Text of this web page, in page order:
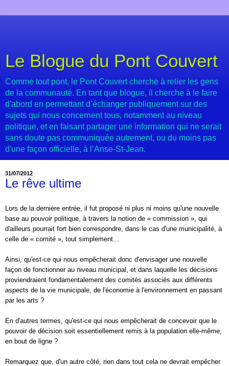
Le Blogue du Pont Couvert
Comme tout pont, le Pont Couvert cherche à relier les gens
de la communauté. En tant que blogue, il cherche à le faire
d'abord en permettant d’échanger publiquement sur des
sujets qui nous concernent tous, notamment au niveau
politique, et en faisant partager une information qui ne serait
sans doute pas communiquée autrement, ou du moins pas
d'une façon officielle, à l’Anse-St-Jean.
31/07/2012
Le rêve ultime
Lors de la dernière entrée, il fut proposé ni plus ni moins qu'une nouvelle
base au pouvoir politique, à travers la notion de « commission », qui
d'ailleurs pourrait fort bien correspondre, dans le cas d'une municipalité, à
celle de « comité », tout simplement...
Ainsi, qu'est-ce qui nous empêcherait donc d'envisager une nouvelle
façon de fonctionner au niveau municipal, et dans laquelle les décisions
proviendraient fondamentalement des comités associés aux différents
aspects de la vie municipale, de l'économie à l'environnement en passant
par les arts ?
En d'autres termes, qu'est-ce qui nous empêcherait de concevoir que le
pouvoir de décision soit essentiellement remis à la population elle-même,
en bout de ligne ?
Remarquez que, d'un autre côté, rien dans tout cela ne devrait empêcher